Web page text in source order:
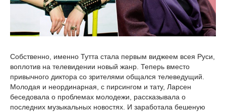
Собственно, именно Тутта стала первым виджеем всея Руси,
воплотив на телевидении новый жанр. Теперь вместо
привычного диктора со зрителями общался телеведущий.
Молодая и неординарная, с пирсингом и тату, Ларсен
беседовала о проблемах молодежи, рассказывала о
последних музыкальных новостях. И заработала бешеную